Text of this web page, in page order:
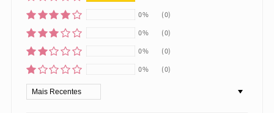
0%
(0)
0%
(0)
0%
(0)
0%
(0)
Sort by